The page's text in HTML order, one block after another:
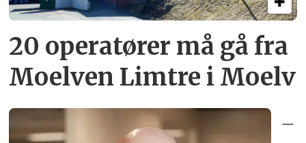
20 operatører må gå fra
Moelven Limtre i Moelv
–